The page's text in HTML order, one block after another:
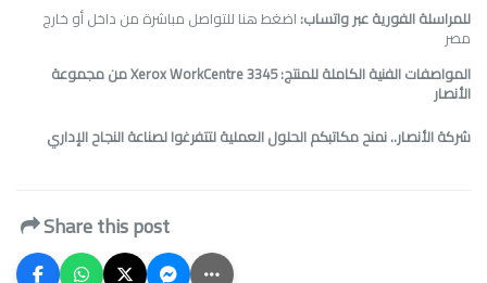
للمراسلة الفورية عبر واتساب: اضغط هنا للتواصل مباشرة من داخل أو خارج
مصر
المواصفات الفنية الكاملة للمنتج:
Xerox WorkCentre 3345 من مجموعة
الأنصار
شركة الأنصار.. نمنح مكاتبكم الحلول العملية لتتفرغوا لصناعة النجاح الإداري
Share this post